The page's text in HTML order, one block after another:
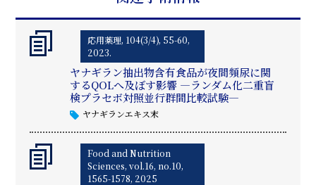
応用薬理, 104(3/4), 55-60,
2023.
ヤナギラン抽出物含有食品が夜間頻尿に関
するQOLへ及ぼす影響 ―ランダム化二重盲
検プラセボ対照並行群間比較試験―
ヤナギランエキス末
Food and Nutrition
Sciences, vol.16, no.10,
1565-1578, 2025